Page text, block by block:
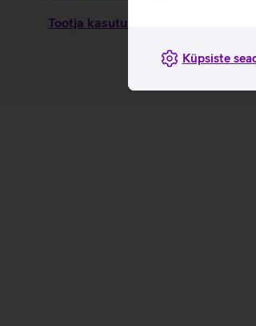
Küpsiste
Tootja kasutusjuhend sülearvutile